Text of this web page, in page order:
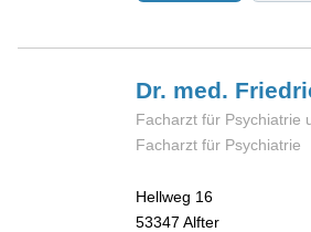
Dr. med.
Facharzt für Psychiatrie
Facharzt für Psychiatrie
Hellweg 16
53347 Alfter